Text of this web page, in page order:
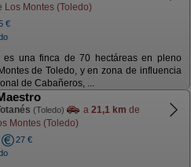
Los Montes (Toledo)
€
es una finca de 70 hectáreas en pleno
de Toledo, y en zona de influencia
de Cabañeros, ...
(Toledo) a 21,1 km de
Montes (Toledo)
27 €